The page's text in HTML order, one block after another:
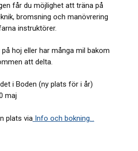
får du möjlighet att träna på
bromsning och manövrering
instruktörer.
hoj eller har många mil bakom
att delta.
i Boden (ny plats för i år)
maj
plats viaInfo och bokning…